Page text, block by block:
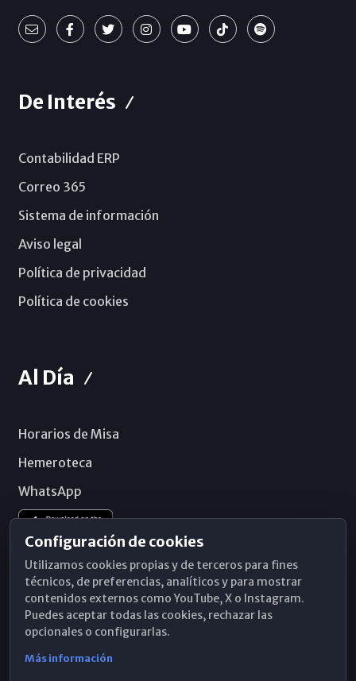
De Interés
Contabilidad ERP
Correo 365
Sistema de información
Aviso legal
Política de privacidad
Política de cookies
Al Día
Horarios de Misa
Hemeroteca
WhatsApp
Configuración de cookies
Utilizamos cookies propias y de terceros para fines
técnicos, de preferencias, analíticos y para mostrar
contenidos externos como YouTube, X o Instagram.
Puedes aceptar todas las cookies, rechazar las
opcionales o configurarlas.
Más información